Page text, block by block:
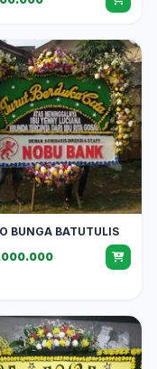
BUNGA BATUTULIS